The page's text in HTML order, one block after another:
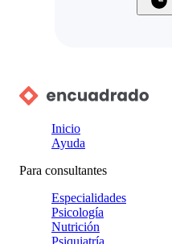
Inicio
Ayuda
Para consultantes
Especialidades
Psicología
Nutrición